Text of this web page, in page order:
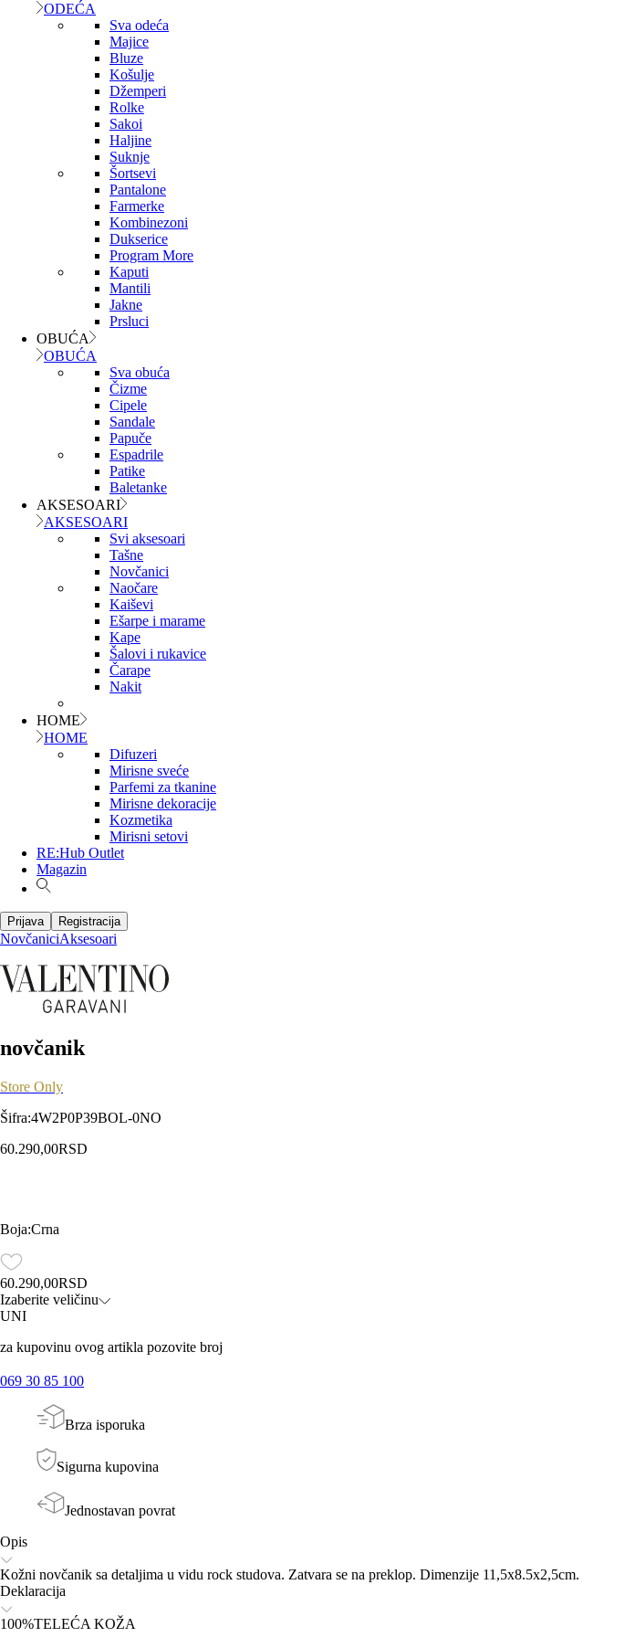
ODEĆA
Sva odeća
Majice
Bluze
Košulje
Džemperi
Rolke
Sakoi
Haljine
Suknje
Šortsevi
Pantalone
Farmerke
Kombinezoni
Dukserice
Program More
Kaputi
Mantili
Jakne
Prsluci
OBUĆA
OBUĆA
Sva obuća
Čizme
Cipele
Sandale
Papuče
Espadrile
Patike
Baletanke
AKSESOARI
AKSESOARI
Svi aksesoari
Tašne
Novčanici
Naočare
Kaiševi
Ešarpe i marame
Kape
Šalovi i rukavice
Čarape
Nakit
HOME
HOME
Difuzeri
Mirisne sveće
Parfemi za tkanine
Mirisne dekoracije
Kozmetika
Mirisni setovi
RE:Hub Outlet
Magazin
Prijava Registracija
NovčaniciAksesoari
novčanik
Store Only
Šifra:4W2P0P39BOL-0NO
60.290,00RSD
Boja:Crna
60.290,00RSD
Izaberite veličinu
UNI
za kupovinu ovog artikla pozovite broj
069 30 85 100
Brza isporuka
Sigurna kupovina
Jednostavan povrat
Opis
Kožni novčanik sa detaljima u vidu rock studova. Zatvara se na preklop. Dimenzije 11,5x8.5x2,5cm.
Deklaracija
100%TELEĆA KOŽA